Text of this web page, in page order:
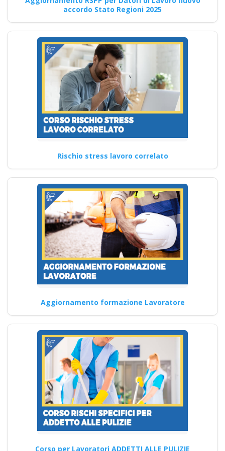
HACCP corsi:
formazione
specializzata per
operatori alimentari
Opportunità di Partnership
per la Sicurezza sul Lavoro:
Continua
Corso di formazione
sulla sicurezza per
l'utilizzo del
decespugliatore
Corso Datore di
Prevenzione e competenze
lavoratori esperti Modulo
comune per…
Continua
Quali sono i requisiti
necessari per
accordo Stato Regioni 2025
Rischio stress lavoro correlato
Aggiornamento formazione Lavoratore
Corso per Lavoratori ADDETTI ALLE PULIZIE